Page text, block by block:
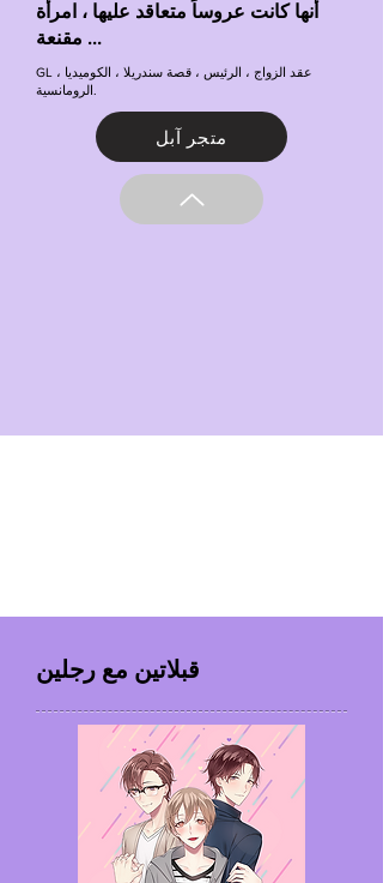
أنها كانت عروساً متعاقد عليها ، امرأة
مقنعة ...
GL ، عقد الزواج ، الرئيس ، قصة سندريلا ، الكوميديا
متجر آبل
قبلاتين مع رجلين